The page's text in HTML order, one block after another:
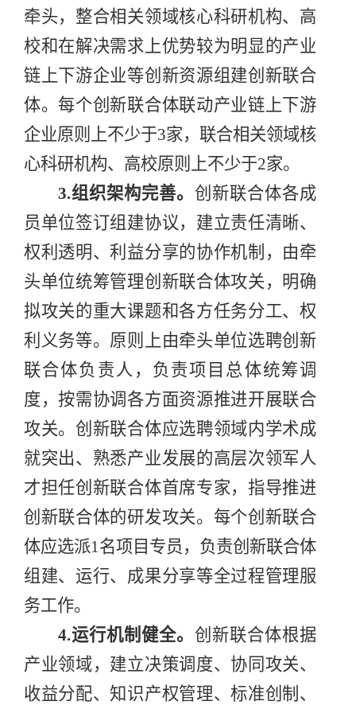
牵头，整合相关领域核心科研机构、高
校和在解决需求上优势较为明显的产业
链上下游企业等创新资源组建创新联合
体。每个创新联合体联动产业链上下游
企业原则上不少于3家，联合相关领域核
心科研机构、高校原则上不少于2家。
3.组织架构完善。 创新联合体各成
员单位签订组建协议，建立责任清晰、
权利透明、利益分享的协作机制，由牵
头单位统筹管理创新联合体攻关， 明确
拟攻关的重大课题和各方任务分工、权
利义务等。原则上由牵头单位选聘创新
联合体负责人，负责项目总体统筹调
度，按需协调各方面资源推进开展联合
攻关。创新联合体应选聘领域内学术成
就突出、熟悉产业发展的高层次领军人
才担任创新联合体首席专家，指导推进
创新联合体的研发攻关。每个创新联合
体应选派1名项目专员，负责创新联合体
组建、运行、成果分享等全过程管理服
务工作。
4.运行机制健全。 创新联合体根据
产业领域，建立决策调度、协同攻关、
收益分配、知识产权管理、标准创制、